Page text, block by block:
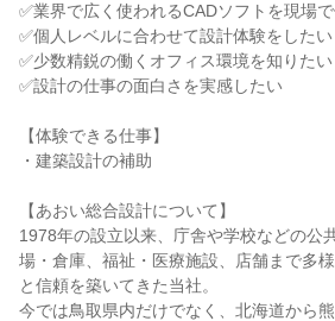
✅業界で広く使われるCADソフトを現場
✅個人レベルに合わせて設計体験をしたい
✅少数精鋭の働くオフィス環境を知りたい
✅設計の仕事の面白さを実感したい
【体験できる仕事】
・建築設計の補助
【あおい総合設計について】
1978年の設立以来、庁舎や学校などの公
場・倉庫、福祉・医療施設、店舗まで多
と信頼を築いてきた当社。
今では鳥取県内だけでなく、北海道から